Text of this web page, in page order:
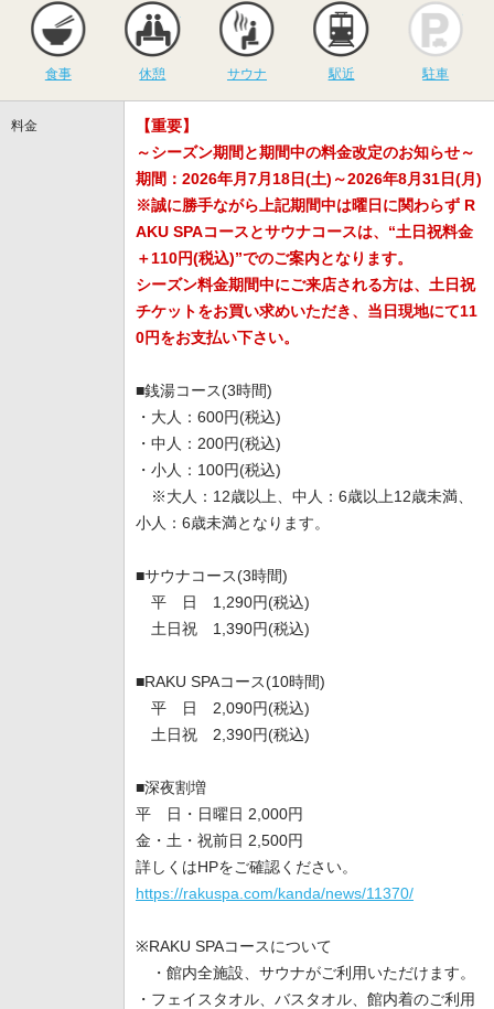
食事 休憩
サウナ
サウナ 駅近 駐車
料金
【重要】
～シーズン期間と期間中の料金改定のお知らせ～
期間：2026年月7月18日(土)～2026年8月31日(月)
※誠に勝手ながら上記期間中は曜日に関わらず R
AKU SPAコースとサウナコースは、“土日祝料金
＋110円(税込)”でのご案内となります。
シーズン料金期間中にご来店される方は、土日祝
チケットをお買い求めいただき、当日現地にて11
0円をお支払い下さい。
■銭湯コース(3時間)
・大人：600円(税込)
・中人：200円(税込)
・小人：100円(税込)
※大人：12歳以上、中人：6歳以上12歳未満、
小人：6歳未満となります。
■サウナコース(3時間)
平 日 1,290円(税込)
土日祝 1,390円(税込)
■RAKU SPAコース(10時間)
平 日 2,090円(税込)
土日祝 2,390円(税込)
■深夜割増
平 日・日曜日 2,000円
金・土・祝前日 2,500円
詳しくはHPをご確認ください。
https://rakuspa.com/kanda/news/11370/
※RAKU SPAコースについて
・館内全施設、サウナがご利用いただけます。
・フェイスタオル、バスタオル、館内着のご利用